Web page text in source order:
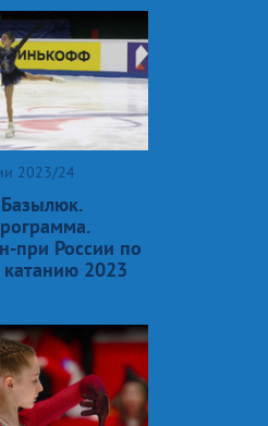
2023/24
при России по
2023